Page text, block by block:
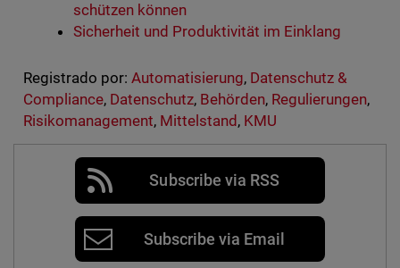
schützen können
Sicherheit und Produktivität im Einklang
Registrado por: Automatisierung, Datenschutz &
Compliance, Datenschutz, Behörden, Regulierungen,
Risikomanagement, Mittelstand , KMU
Subscribe via RSS
Subscribe via Email